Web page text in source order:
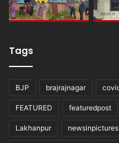
Tags
BJP brajrajnagar
FEATURED featuredpost
Lakhanpur newsinpictures